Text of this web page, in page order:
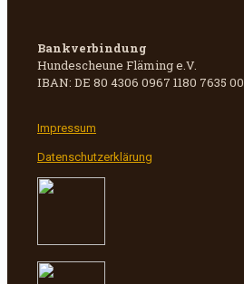
Bankverbindung
Hundescheune Fläming e.V.
IBAN: DE 80 4306 0967 1180 7635 00
Impressum
Datenschutzerklärung